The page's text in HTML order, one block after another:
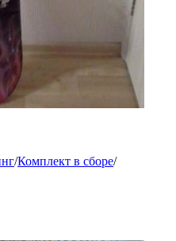
/Комплект в сборе/